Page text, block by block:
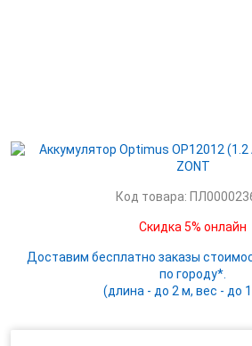
Код товара:
Скидка 5% онлайн
Доставим бесплатно заказы
по городу*.
(длина - до 2 м, вес - до